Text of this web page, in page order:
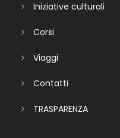
Iniziative culturali
Corsi
Viaggi
Contatti
TRASPARENZA